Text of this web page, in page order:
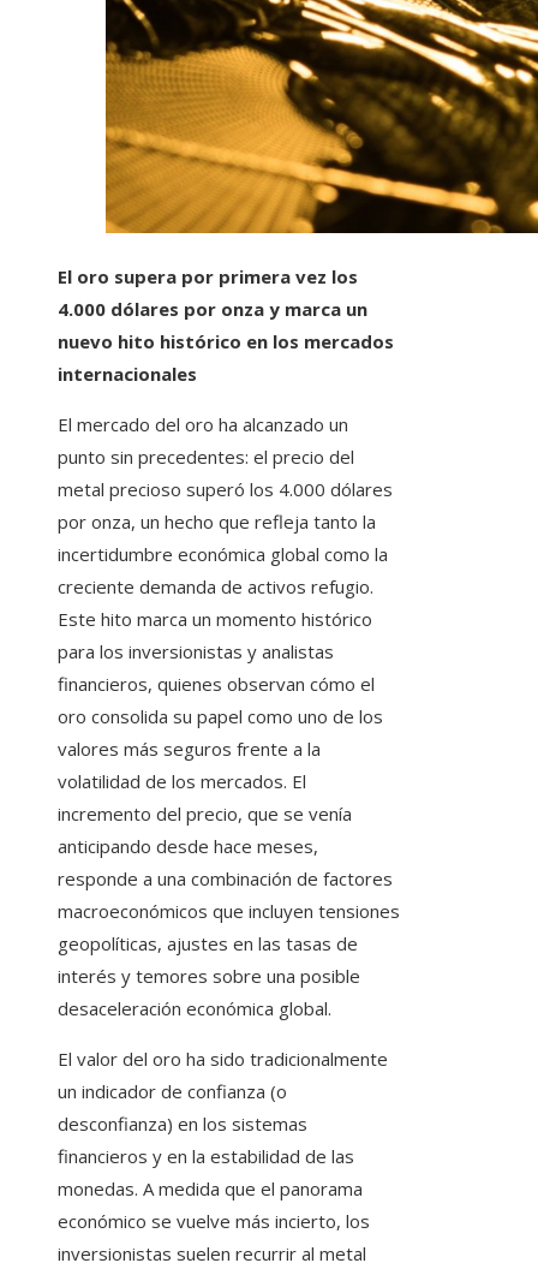
El oro supera por primera vez los
4.000 dólares por onza y marca un
nuevo hito histórico en los mercados
internacionales
El mercado del oro ha alcanzado un
punto sin precedentes: el precio del
metal precioso superó los 4.000 dólares
por onza, un hecho que refleja tanto la
incertidumbre económica global como la
creciente demanda de activos refugio.
Este hito marca un momento histórico
para los inversionistas y analistas
financieros, quienes observan cómo el
oro consolida su papel como uno de los
valores más seguros frente a la
volatilidad de los mercados. El
incremento del precio, que se venía
anticipando desde hace meses,
responde a una combinación de factores
macroeconómicos que incluyen tensiones
geopolíticas, ajustes en las tasas de
interés y temores sobre una posible
desaceleración económica global.
El valor del oro ha sido tradicionalmente
un indicador de confianza (o
desconfianza) en los sistemas
financieros y en la estabilidad de las
monedas. A medida que el panorama
económico se vuelve más incierto, los
inversionistas suelen recurrir al metal